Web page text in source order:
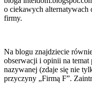
o ciekawych
firmy.
Na blogu znajdziecie
obserwacji i opinii na
nazywanej (zdaje się nie
przyczyny „Firmą F”.